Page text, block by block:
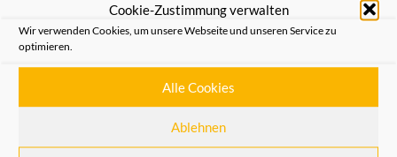
Cookie-Zustimmung verwalten
Wir verwenden Cookies, um unsere Webseite und unseren Service zu
optimieren.
Alle Cookies
Ablehnen
Unter dem derzeitigen Rahmenthema „Neusser Leben
einst und jetzt: Kindheitserinnerungen“ widmet sich der
Kinderkrankheiten“. Wie gewohnt, gibt es außerdem zu
Beginn einen Austausch von typischen Neusser Worten
und Redewendungen, verbunden mit gemeinsamen
kleinen Sprachübungen in eher spielerischer Form. –